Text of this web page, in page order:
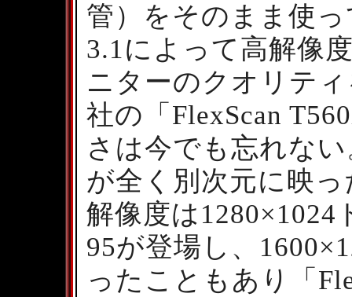
管）をそのまま使
3.1によって高解像
ニターのクオリテ
社の「FlexScan
さは今でも忘れな
が全く別次元に映
解像度は1280×1024
95が登場し、
ったこともあり「